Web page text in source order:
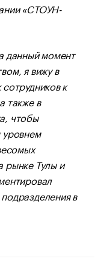
«СТОУН-
данный момент
я вижу в
к
также в
чтобы
уровнем
рынке Тулы и
в